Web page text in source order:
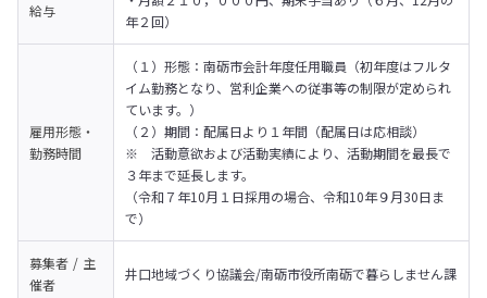
給与
年２回）
雇用形態・
勤務時間
（１）形態：南砺市会計年度任用職員（初年度はフルタ
イム勤務となり、営利企業への従事等の制限が定められ
ています。）
（２）期間：配属日より１年間（配属日は応相談）
※　活動意欲および活動実績により、活動期間を最長で
３年まで延長します。
（令和７年10月１日採用の場合、令和10年９月30日ま
で）
募集者 / 主
催者
井口地域づくり協議会/南砺市役所南砺で暮らしません課